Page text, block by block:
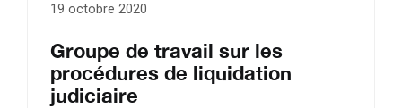
19 octobre 2020
Groupe de travail sur les
procédures de liquidation
judiciaire